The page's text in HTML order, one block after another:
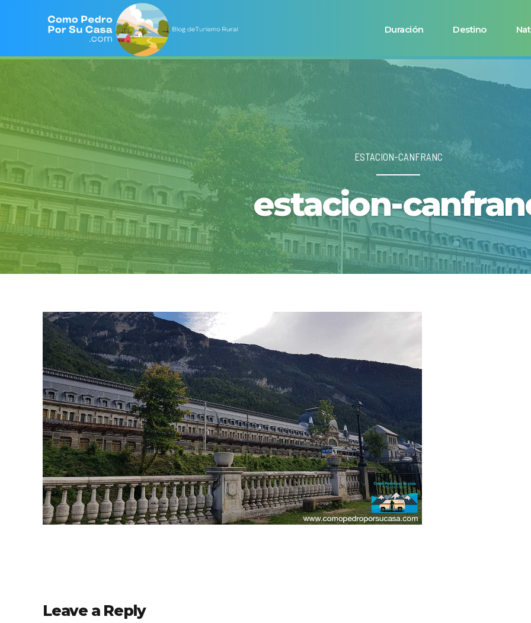
Duración Destino
ESTACION-CANFRANC
estacion-
Leave a Reply